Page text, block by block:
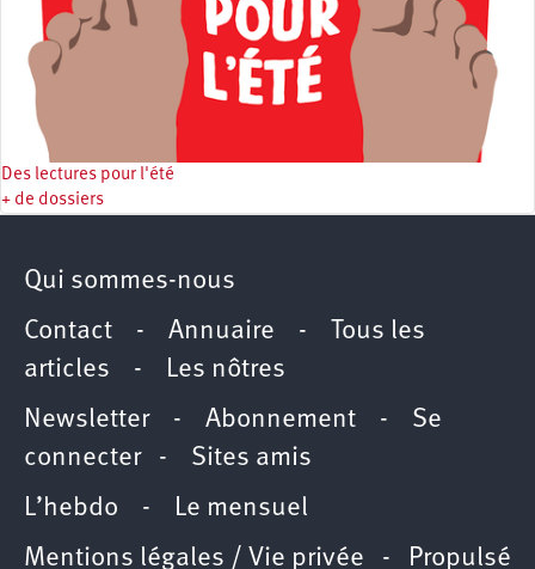
Des lectures pour l'été
+ de dossiers
Qui sommes-nous
Contact - Annuaire -
Tous les
articles - Les nôtres
Newsletter- Abonnement - Se
connecter- Sites amis
L’hebdo - Le mensuel
Mentions légales / Vie privée - Propulsé